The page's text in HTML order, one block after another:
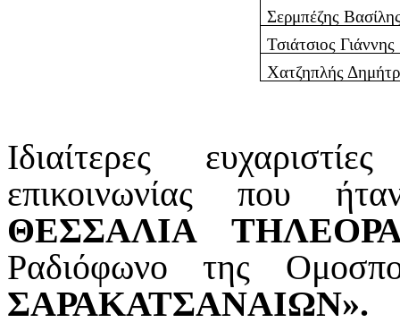
Σερμπέζης
Τσιάτσιος Γιάννης
Χατζηπλής
Ιδιαίτερες
επικοινωνίας που
ΘΕΣΣΑΛΙΑ
Ραδιόφωνο της
ΣΑΡΑΚΑΤΣΑΝΑΙΩΝ».